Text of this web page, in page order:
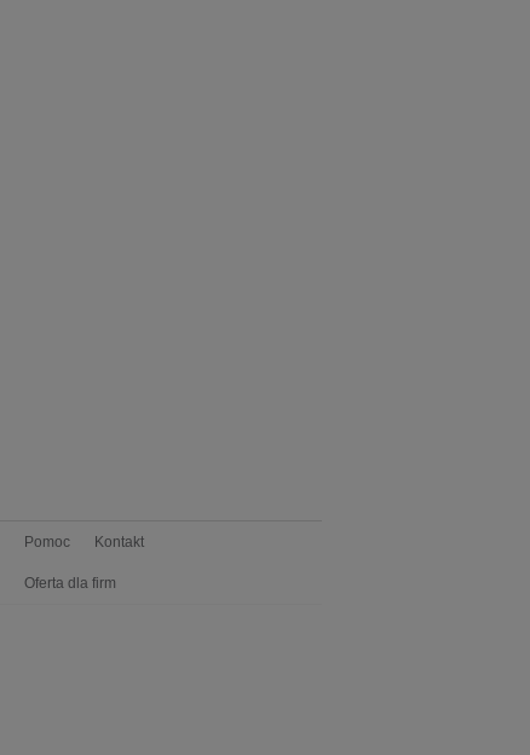
Pomoc Kontakt
Oferta dla firm